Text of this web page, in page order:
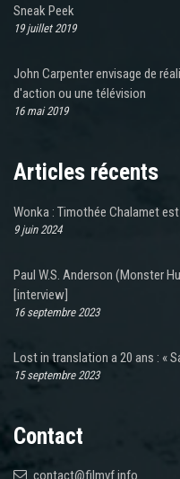
Sneak Peek
19 juillet 2019
John Carpenter envisage de
d'action ou une télévision
16 mai 2019
Articles récents
Wonka : Timothée Chalamet
9 juin 2024
Paul W.S. Anderson (Monster
[interview]
16 septembre 2023
Lost in translation a 20 ans : «
15 septembre 2023
Contact
contact@filmvf.info